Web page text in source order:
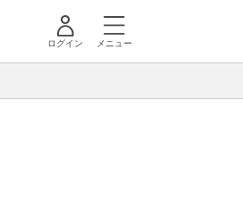
ログイン メニュー